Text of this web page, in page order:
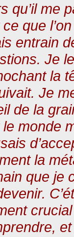
qu’il me
que
entrain
Je
la
Je
de la
le monde
la
que je